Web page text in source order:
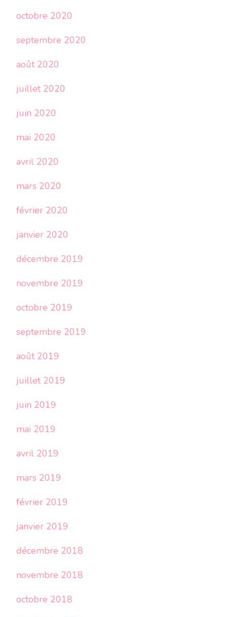
octobre 2020
septembre 2020
août 2020
juillet 2020
juin 2020
mai 2020
avril 2020
mars 2020
février 2020
janvier 2020
décembre 2019
novembre 2019
octobre 2019
septembre 2019
août 2019
juillet 2019
juin 2019
mai 2019
avril 2019
mars 2019
février 2019
janvier 2019
décembre 2018
novembre 2018
octobre 2018